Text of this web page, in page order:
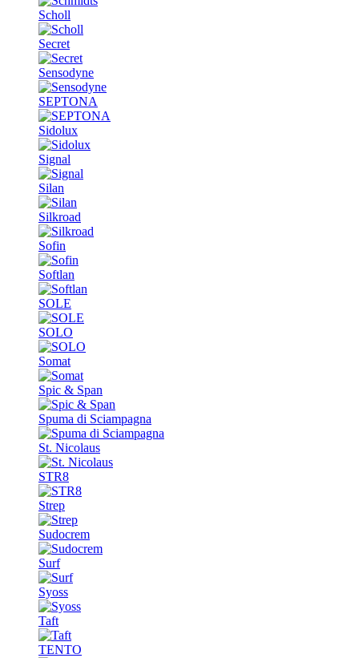
Scholl
Secret
Sensodyne
SEPTONA
Sidolux
Signal
Silan
Silkroad
Sofin
Softlan
SOLE
SOLO
Somat
Spic & Span
Spuma di Sciampagna
St. Nicolaus
STR8
Strep
Sudocrem
Surf
Syoss
Taft
TENTO